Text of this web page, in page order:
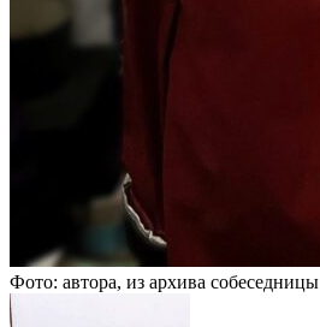
Фото: автора, из архива собеседницы